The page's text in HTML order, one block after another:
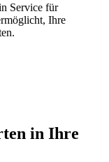
Service für
Ihre
in Ihre